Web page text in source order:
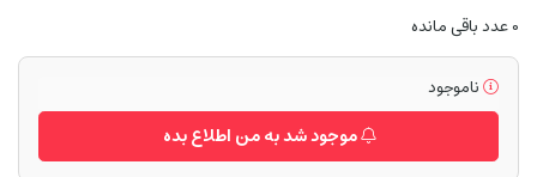
0عدد باقی مانده
ناموجود
موجود شد به من اطلاع بده